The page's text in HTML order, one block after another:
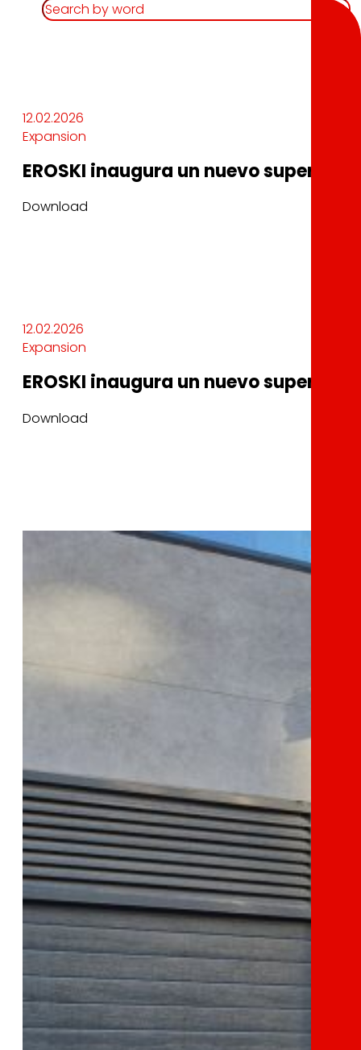
12.02.2026
Expansion
EROSKI inaugura un nuevo
Download
12.02.2026
Expansion
EROSKI inaugura un nuevo
Download